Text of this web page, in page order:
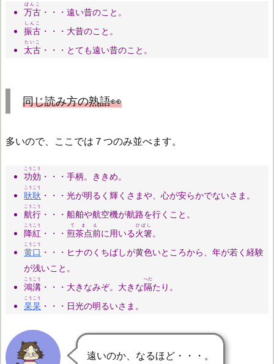
万古
ばんこ
・・・遠い昔のこと。
振古
しんこ
・・・大昔のこと。
太古
たいこ
・・・とても遠い昔のこと。
同じ読み方の熟語👀
多いので、ここでは７つのみ並べます。
功効
こうこう
・・・手柄。ききめ。
耿耿
こうこう
・・・光が明るく輝くさまや、心が安らかでないさま。
航行
こうこう
・・・船舶や航空機が航路を行くこと。
降紅
こうこう
・・・ 煎茶点前
てまえ
に用いる火箸
ひばし
。
黄口
こうこう
・・・ヒナのくちばしが黄色いところから、年が若く経験
が浅いこと。
鴻溝
こうこう
・・・大きなみぞ。大きな隔
へだ
たり。
杲杲
こうこう
・・・日光の明るいさま。
遠いのか、なるほど・・・。